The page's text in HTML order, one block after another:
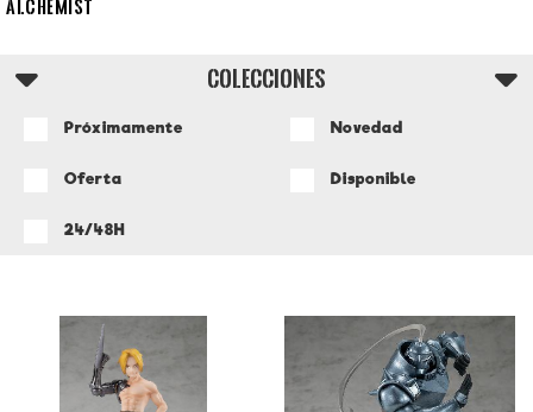
Alchemist
COLECCIONES
Próximamente Novedad
Oferta Disponible
24/48H